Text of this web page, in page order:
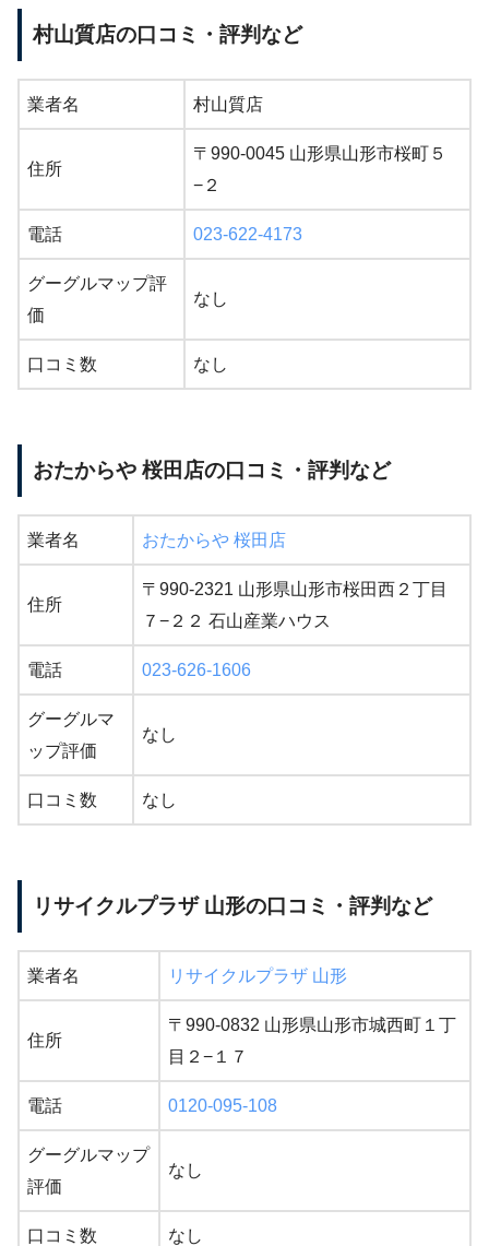
村山質店の口コミ・評判など
業者名 村山質店
住所
〒990-0045 山形県山形市桜町５
−２
電話 023-622-4173
グーグルマップ評
価
なし
口コミ数 なし
おたからや 桜田店の口コミ・評判など
業者名 おたからや 桜田店
住所
〒990-2321 山形県山形市桜田西２丁目
７−２２ 石山産業ハウス
電話 023-626-1606
グーグルマ
ップ評価
なし
口コミ数 なし
リサイクルプラザ 山形の口コミ・評判など
業者名 リサイクルプラザ 山形
住所
〒990-0832 山形県山形市城西町１丁
目２−１７
電話 0120-095-108
グーグルマップ
評価
なし
口コミ数 なし